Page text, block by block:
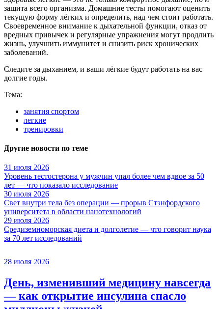
защита всего организма. Домашние тесты помогают оценить
текущую форму лёгких и определить, над чем стоит работать.
Своевременное внимание к дыхательной функции, отказ от
вредных привычек и регулярные упражнения могут продлить
жизнь, улучшить иммунитет и снизить риск хронических
заболеваний.
Следите за дыханием, и ваши лёгкие будут работать на вас
долгие годы.
Тема:
занятия спортом
легкие
тренировки
Другие новости по теме
31 июля 2026
Уровень тестостерона у мужчин упал более чем вдвое за 50
лет — что показало исследование
30 июля 2026
Свет внутри тела без операции — прорыв Стэнфордского
университета в области нанотехнологий
29 июля 2026
Средиземноморская диета и долголетие — что говорит наука
за 70 лет исследований
28 июля 2026
День, изменивший медицину навсегда
— как открытие инсулина спасло